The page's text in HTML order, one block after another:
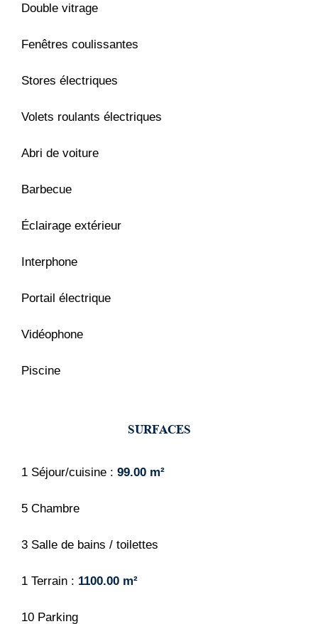
Double vitrage
Fenêtres coulissantes
Stores électriques
Volets roulants électriques
Abri de voiture
Barbecue
Éclairage extérieur
Interphone
Portail électrique
Vidéophone
Piscine
SURFACES
1 Séjour/cuisine 99.00 m²
5 Chambre
3 Salle de bains / toilettes
1 Terrain 1100.00 m²
10 Parking